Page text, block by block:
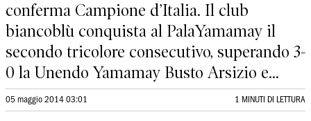
conferma Campione d’Italia. Il club
biancoblù conquista al PalaYamamay il
secondo tricolore consecutivo, superando 3-
0 la Unendo Yamamay Busto Arsizio e...
05 maggio 2014 03:01 1 MINUTI DI LETTURA